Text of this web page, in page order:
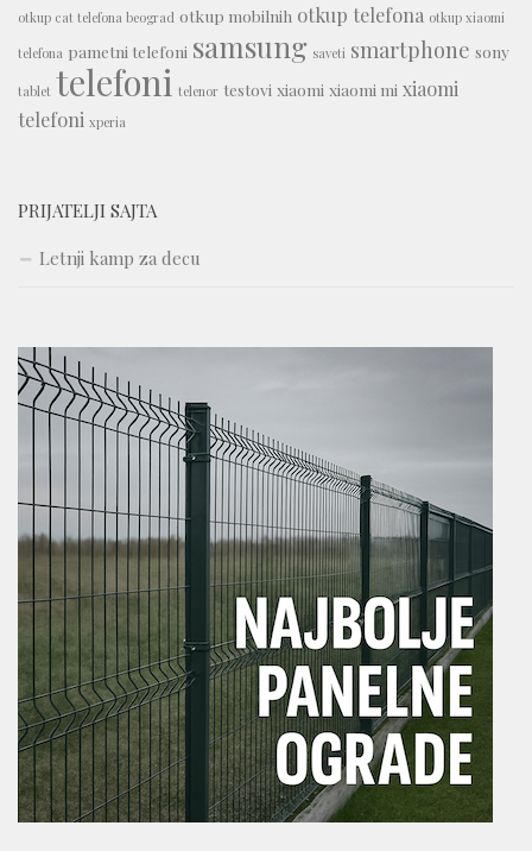
otkup cat telefona beograd otkup mobilnih otkup telefona otkup xiaomi
telefona pametni telefoni samsung saveti smartphone sony
tablet telefoni telenor testovi xiaomi xiaomi mi xiaomi
telefoni xperia
PRIJATELJI SAJTA
Letnji kamp za decu